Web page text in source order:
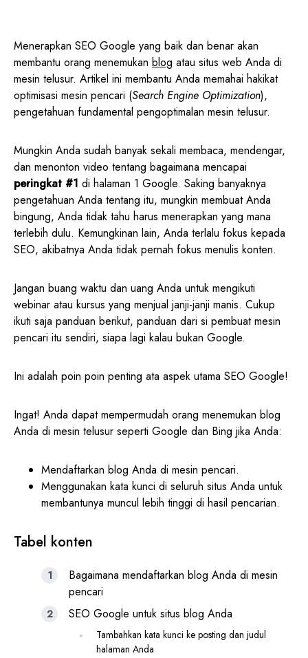
Menerapkan SEO Google yang baik dan benar akan
membantu orang menemukan blog atau situs web Anda di
mesin telusur. Artikel ini membantu Anda memahai hakikat
optimisasi mesin pencari (Search Engine Optimization),
pengetahuan fundamental pengoptimalan mesin telusur.
Mungkin Anda sudah banyak sekali membaca, mendengar,
dan menonton video tentang bagaimana mencapai
peringkat #1 di halaman 1 Google. Saking banyaknya
pengetahuan Anda tentang itu, mungkin membuat Anda
bingung, Anda tidak tahu harus menerapkan yang mana
terlebih dulu. Kemungkinan lain, Anda terlalu fokus kepada
SEO, akibatnya Anda tidak pernah fokus menulis konten.
Jangan buang waktu dan uang Anda untuk mengikuti
webinar atau kursus yang menjual janji-janji manis. Cukup
ikuti saja panduan berikut, panduan dari si pembuat mesin
pencari itu sendiri, siapa lagi kalau bukan Google.
Ini adalah poin poin penting ata aspek utama SEO Google!
Ingat! Anda dapat mempermudah orang menemukan blog
Anda di mesin telusur seperti Google dan Bing jika Anda:
Mendaftarkan blog Anda di mesin pencari.
Menggunakan kata kunci di seluruh situs Anda untuk
membantunya muncul lebih tinggi di hasil pencarian.
Tabel konten
Bagaimana mendaftarkan blog Anda di mesin
pencari
SEO Google untuk situs blog Anda
Tambahkan kata kunci ke posting dan judul
halaman Anda